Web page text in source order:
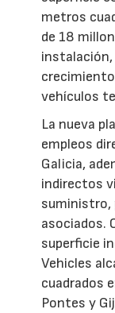
metros
de 18
vehículos
La nueva
empleos
Galicia,
indirectos
suministro,
asociados.
superficie
Vehicles
cuadrados
Pontes y